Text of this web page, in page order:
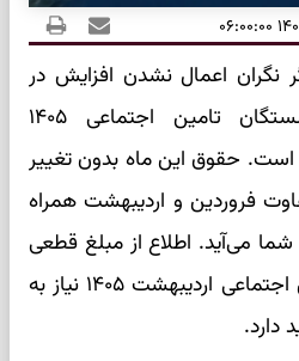
نگران اعمال نشدن افزایش در
حقوق اردیبهشت بازنشستگان تامین اجتماعی ۱۴۰۵
حقوق این ماه بدون تغییر
فروردین و اردیبهشت همراه
می‌آید. اطلاع از مبلغ قطعی
حقوق بازنشستگان تامین اجتماعی اردیبهشت ۱۴۰۵ نیاز به
دارد.